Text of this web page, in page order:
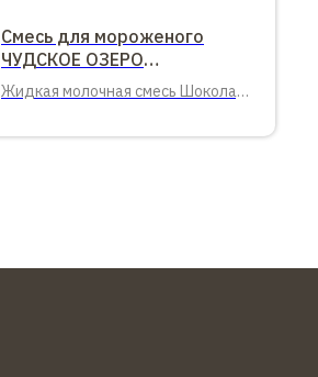
Смесь для мороженого
ЧУДСКОЕ ОЗЕРО
Шоколаднаяя, 1л.
Жидкая молочная смесь Шоколад,